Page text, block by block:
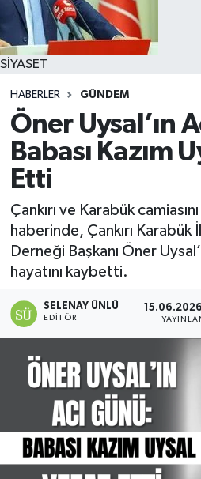
SİYASET
HABERLER GÜNDEM
Öner Uysal’ın
Babası Kazım
Etti
Çankırı ve Karabük
haberinde, Çankırı
Derneği Başkanı Öner
hayatını kaybetti.
SELENAY ÜNLÜ
EDITÖR